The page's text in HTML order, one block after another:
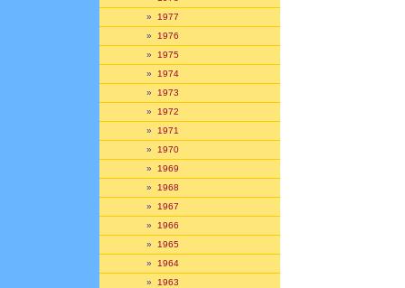
» 1977
» 1976
» 1975
» 1974
» 1973
» 1972
» 1971
» 1970
» 1969
» 1968
» 1967
» 1966
» 1965
» 1964
» 1963